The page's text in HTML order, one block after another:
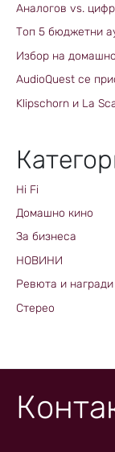
Аналогов vs.
Топ 5 бюджетни
Избор на
AudioQuest се
Klipschorn и La
Hi Fi
Домашно кино
За бизнеса
НОВИНИ
Ревюта и
Стерео